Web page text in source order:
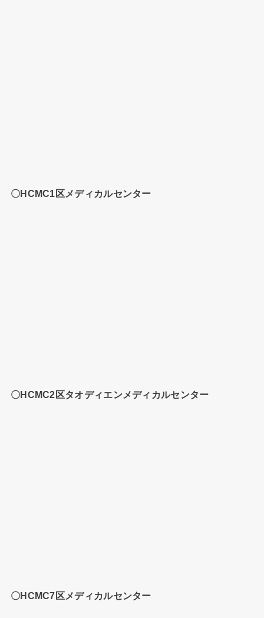
〇HCMC1区メディカルセンター
〇HCMC2区タオディエンメディカルセンター
〇HCMC7区メディカルセンター